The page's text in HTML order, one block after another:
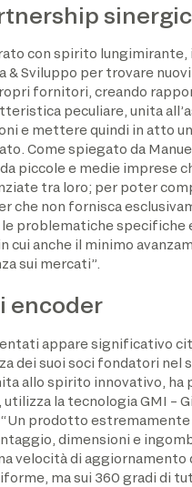
con spirito
& Sviluppo per trovare
fornitori, creando
peculiare, unita
e mettere quindi in atto
Come spiegato da
piccole e medie imprese
tra loro; per poter
che non fornisca
problematiche
cui anche il minimo
sui mercati”.
encoder
appare significativo
dei suoi soci fondatori
allo spirito innovativo, ha
la tecnologia GMI –
prodotto
dimensioni e
velocità di
ma sui 360 gradi di